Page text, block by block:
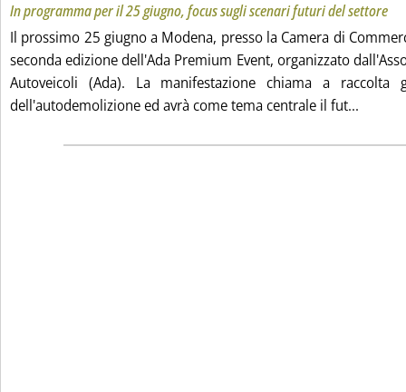
In programma per il 25 giugno, focus sugli scenari futuri del settore
Il prossimo 25 giugno a Modena, presso la Camera di
seconda edizione dell'Ada Premium Event, organizzato
Autoveicoli (Ada). La manifestazione chiama a
dell'autodemolizione ed avrà come tema centrale il fut...